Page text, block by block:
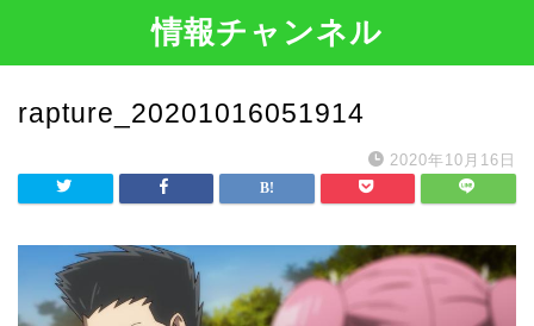
情報チャンネル
rapture_20201016051914
2020年10月16日